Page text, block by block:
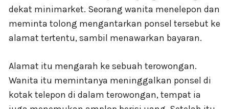
dekat minimarket. Seorang wanita menelepon dan
meminta tolong mengantarkan ponsel tersebut ke
alamat tertentu, sambil menawarkan bayaran.
Alamat itu mengarah ke sebuah terowongan.
Wanita itu memintanya meninggalkan ponsel di
kotak telepon di dalam terowongan, tempat ia